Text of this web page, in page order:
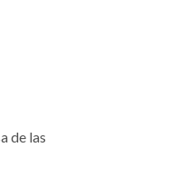
de las